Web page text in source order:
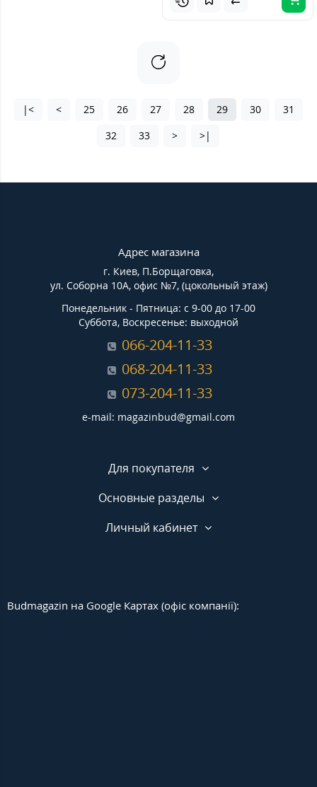
|< < 25 26 27 28 29 30
31
32
33 > >|
Адрес магазина
г. Киев, П.Борщаговка,
ул. Соборна 10А, офис №7, (цокольный этаж)
Понедельник - Пятница: с 9-00 до 17-00
Суббота, Воскресенье: выходной
066-204-11-33
068-204-11-33
073-204-11-33
e-mail: magazinbud@gmail.com
Для покупателя
Основные разделы
Личный кабинет
Budmagazin на Google Картах (офіс компанії):